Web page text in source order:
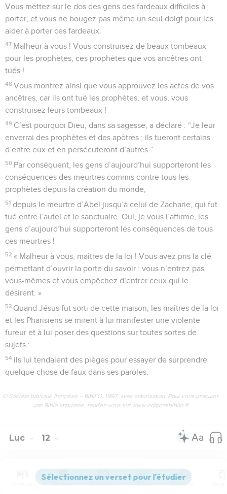
Vous mettez sur le dos des gens des fardeaux difficiles à
porter, et vous ne bougez pas même un seul doigt pour les
aider à porter ces fardeaux.
47 Malheur à vous ! Vous construisez de beaux tombeaux
pour les prophètes, ces prophètes que vos ancêtres ont
tués !
48 Vous montrez ainsi que vous approuvez les actes de vos
ancêtres, car ils ont tué les prophètes, et vous, vous
construisez leurs tombeaux !
49 C’est pourquoi Dieu, dans sa sagesse, a déclaré : “Je leur
enverrai des prophètes et des apôtres ; ils tueront certains
d’entre eux et en persécuteront d’autres.”
50 Par conséquent, les gens d’aujourd’hui supporteront les
conséquences des meurtres commis contre tous les
prophètes depuis la création du monde,
51 depuis le meurtre d’Abel jusqu’à celui de Zacharie, qui fut
tué entre l’autel et le sanctuaire. Oui, je vous l’affirme, les
gens d’aujourd’hui supporteront les conséquences de tous
ces meurtres !
52 « Malheur à vous, maîtres de la loi ! Vous avez pris la clé
permettant d’ouvrir la porte du savoir : vous n’entrez pas
vous-mêmes et vous empêchez d’entrer ceux qui le
désirent. »
53 Quand Jésus fut sorti de cette maison, les maîtres de la loi
et les Pharisiens se mirent à lui manifester une violente
fureur et à lui poser des questions sur toutes sortes de
sujets :
54 ils lui tendaient des pièges pour essayer de surprendre
quelque chose de faux dans ses paroles.
© Société biblique française – Bibli’O, 1997, avec autorisation. Pour vous procurer
une Bible imprimée, rendez-vous sur www.editionsbiblio.fr
Luc 12
Les vidéos ne sont pas disponibles aux USA et C anada.
Versions Commentaires Strong